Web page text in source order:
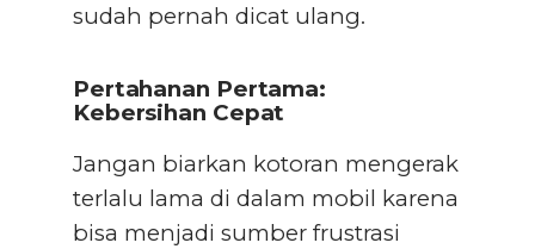
sudah pernah dicat ulang.
Pertahanan Pertama:
Kebersihan Cepat
Jangan biarkan kotoran mengerak
terlalu lama di dalam mobil karena
bisa menjadi sumber frustrasi